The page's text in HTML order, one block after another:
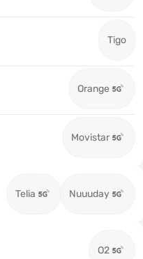
Tigo
Orange
Movistar
Telia Nuuuday
O2